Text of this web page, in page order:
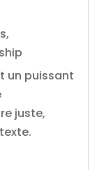
,
un puissant
juste,